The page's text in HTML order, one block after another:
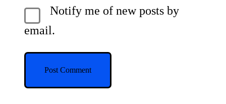
Notify me of new posts by
email.